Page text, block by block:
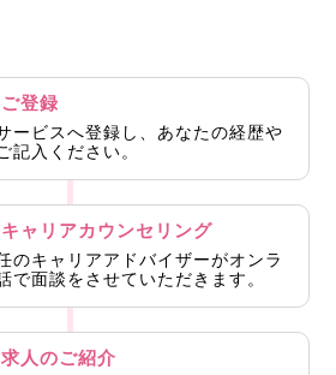
ご登録
ービスへ登録し、あなたの経歴や
記入ください。
キャリアカウンセリング
のキャリアアドバイザーがオンラ
で面談をさせていただきます。
求人のご紹介